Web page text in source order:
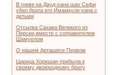
В гневе на Дауд-хана шах Сефи
убил брата его Имамкули-хана с
детьми
Отсылка Сахака Великого из
Персии вместе с соправителем
Шамуелом
О нашем Арташесе Первом
Царица Хорешан прибыла к
своему двоюродному брату